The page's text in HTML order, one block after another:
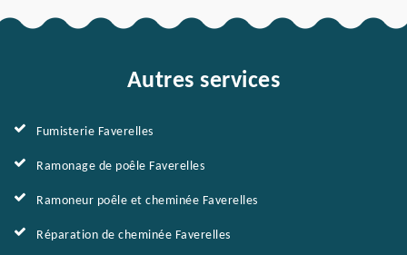
Autres services
Fumisterie Faverelles
Ramonage de poêle Faverelles
Ramoneur poêle et cheminée Faverelles
Réparation de cheminée Faverelles